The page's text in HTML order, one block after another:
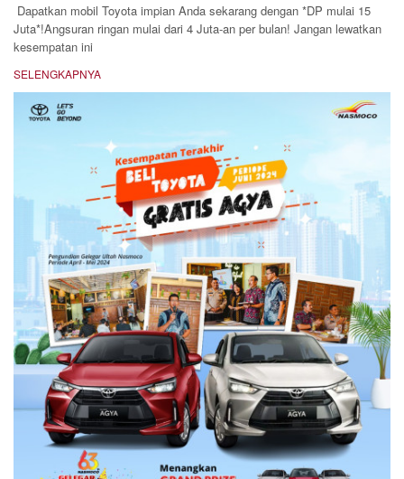
Dapatkan mobil Toyota impian Anda sekarang dengan *DP mulai 15
Juta*!Angsuran ringan mulai dari 4 Juta-an per bulan! Jangan lewatkan
kesempatan ini
SELENGKAPNYA